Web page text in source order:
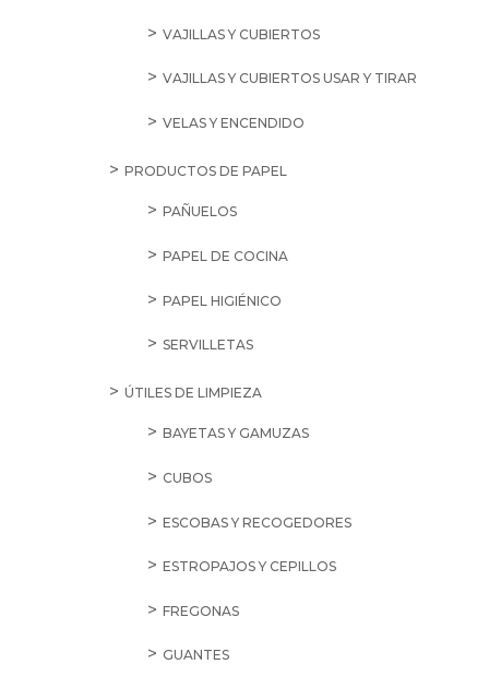
VAJILLAS Y CUBIERTOS
VAJILLAS Y CUBIERTOS USAR Y TIRAR
VELAS Y ENCENDIDO
PRODUCTOS DE PAPEL
PAÑUELOS
PAPEL DE COCINA
PAPEL HIGIÉNICO
SERVILLETAS
ÚTILES DE LIMPIEZA
BAYETAS Y GAMUZAS
CUBOS
ESCOBAS Y RECOGEDORES
ESTROPAJOS Y CEPILLOS
FREGONAS
GUANTES